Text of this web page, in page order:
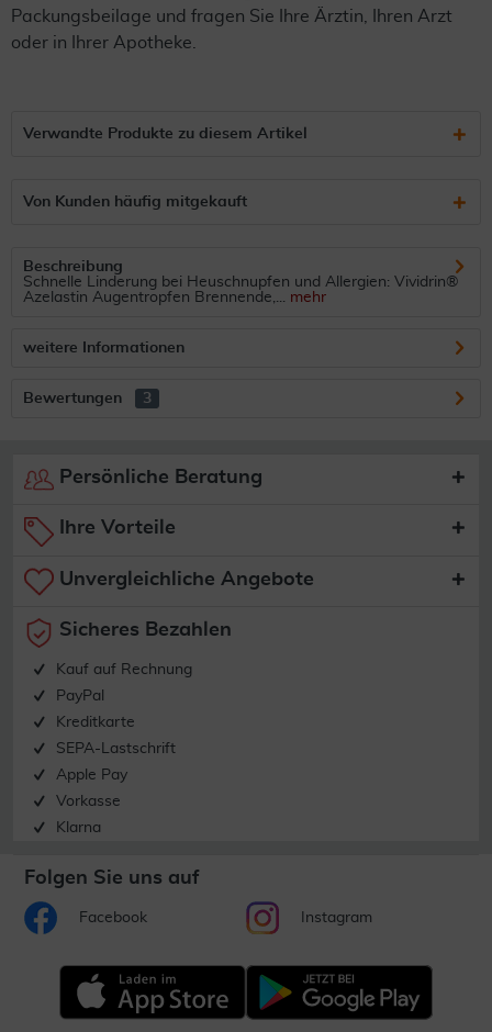
Packungsbeilage und fragen Sie Ihre Ärztin, Ihren Arzt
oder in Ihrer Apotheke.
Verwandte Produkte zu diesem Artikel
Von Kunden häufig mitgekauft
Beschreibung
Schnelle Linderung bei Heuschnupfen und Allergien: Vividrin®
Azelastin Augentropfen Brennende,... mehr
weitere Informationen
Bewertungen 3
Persönliche Beratung
Ihre Vorteile
Unvergleichliche Angebote
Sicheres Bezahlen
Kauf auf Rechnung
PayPal
Kreditkarte
SEPA-Lastschrift
Apple Pay
Vorkasse
Klarna
Folgen Sie uns auf
Facebook Instagram